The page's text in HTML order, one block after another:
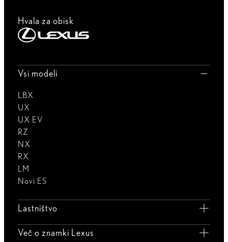
Hvala za obisk
Vsi modeli
LBX
UX
UX EV
RZ
NX
RX
LM
Novi ES
Lastništvo
Več o znamki Lexus